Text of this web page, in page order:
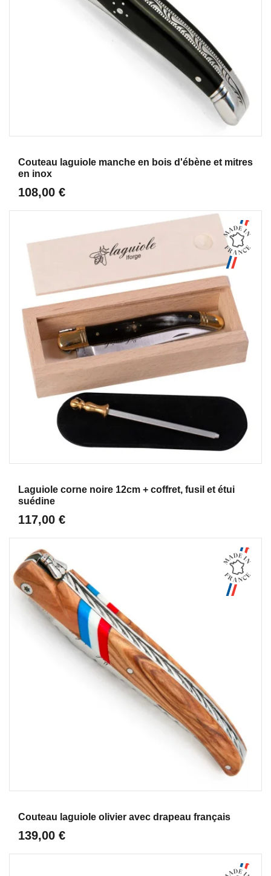
Couteau laguiole manche en bois d'ébène et mitres
en inox
108,00 €
Laguiole corne noire 12cm + coffret, fusil et étui
suédine
117,00 €
Couteau laguiole olivier avec drapeau français
139,00 €